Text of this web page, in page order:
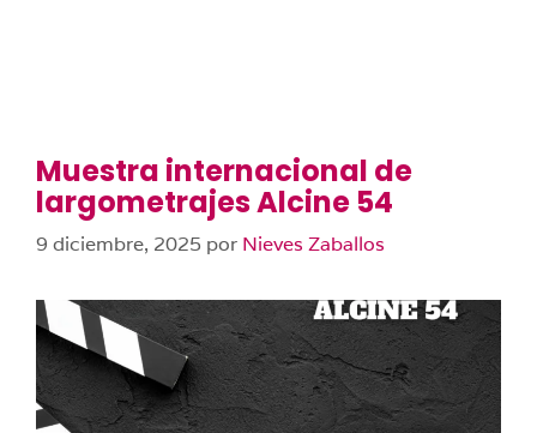
Muestra internacional de
largometrajes Alcine 54
9 diciembre, 2025 por Nieves Zaballos